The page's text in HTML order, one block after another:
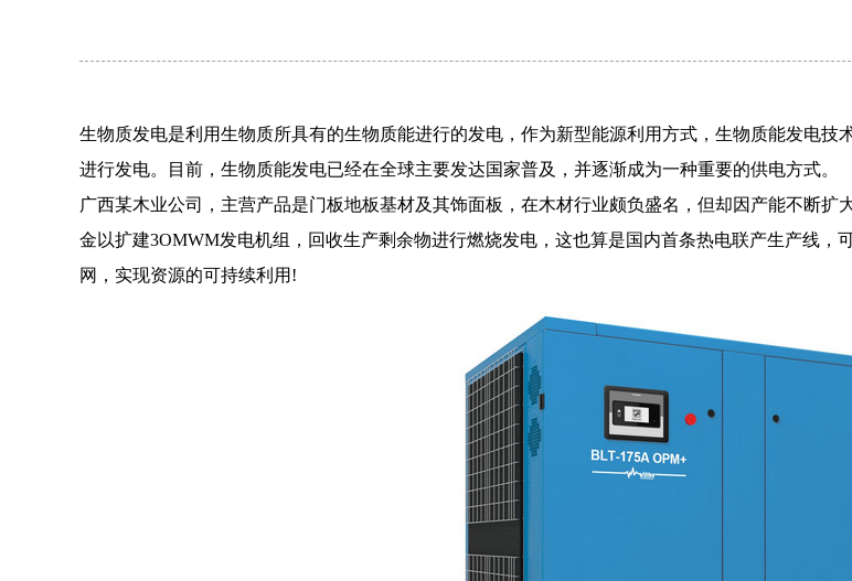
生物质发电是利用生物质所具有的生物质能进行的发电，作为新型能源利用方式，生物质能发电技
进行发电。目前，生物质能发电已经在全球主要发达国家普及，并逐渐成为一种重要的供电方式。
广西某木业公司，主营产品是门板地板基材及其饰面板，在木材行业颇负盛名，但却因产能不断
金以扩建3OMWM发电机组，回收生产剩余物进行燃烧发电，这也算是国内首条热电联产生产线
网，实现资源的可持续利用!